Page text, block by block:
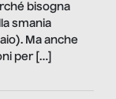
bisogna
smania
Ma anche
per […]